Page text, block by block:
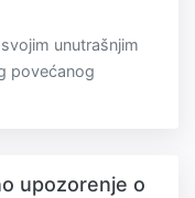
unutrašnjim
povećanog
upozorenje o